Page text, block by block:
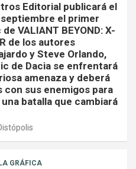
Editorial publicará el
el primer
VALIANT BEYOND: X-
de los autores
y Steve Orlando,
de Dacia se enfrentará
amenaza y deberá
con sus enemigos para
batalla que cambiará
GRÁFICA